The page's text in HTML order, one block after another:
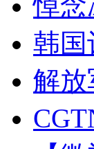
韩国
解放